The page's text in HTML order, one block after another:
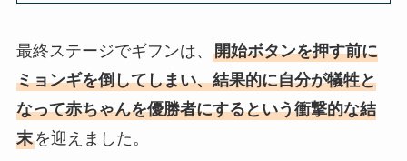
最終ステージでギフンは、 開始ボタンを押す前に
ミョンギを倒してしまい、結果的に自分が犠牲と
なって赤ちゃんを優勝者にするという衝撃的な結
末を迎えました。